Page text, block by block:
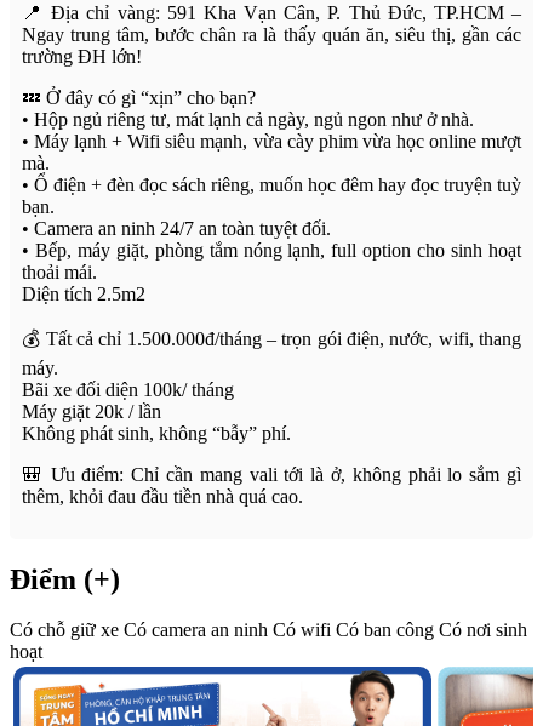
📍 Địa chỉ vàng: 591 Kha Vạn Cân, P. Thủ Đức, TP.HCM –
Ngay trung tâm, bước chân ra là thấy quán ăn, siêu thị, gần các
trường ĐH lớn!
💤 Ở đây có gì “xịn” cho bạn?
• Hộp ngủ riêng tư, mát lạnh cả ngày, ngủ ngon như ở nhà.
• Máy lạnh + Wifi siêu mạnh, vừa cày phim vừa học online mượt
mà.
• Ổ điện + đèn đọc sách riêng, muốn học đêm hay đọc truyện tuỳ
bạn.
• Camera an ninh 24/7 an toàn tuyệt đối.
• Bếp, máy giặt, phòng tắm nóng lạnh, full option cho sinh hoạt
thoải mái.
Diện tích 2.5m2
💰 Tất cả chỉ 1.500.000đ/tháng – trọn gói điện, nước, wifi, thang
máy.
Bãi xe đối diện 100k/ tháng
Máy giặt 20k / lần
Không phát sinh, không “bẫy” phí.
🎒 Ưu điểm: Chỉ cần mang vali tới là ở, không phải lo sắm gì
thêm, khỏi đau đầu tiền nhà quá cao.
Điểm (+)
Có chỗ giữ xe Có camera an ninh Có wifi Có ban công Có nơi sinh
hoạt